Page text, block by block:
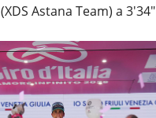
(XDS Astana Team) a 3'34"